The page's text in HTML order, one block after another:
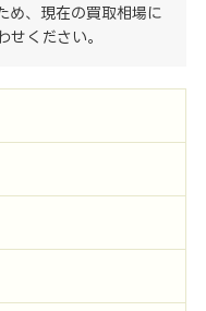
め、現在の買取相場に
せください。